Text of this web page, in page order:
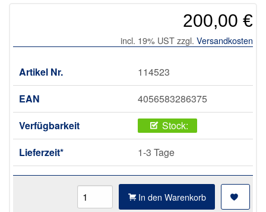
200,00 €
incl. 19% UST zzgl. Versandkosten
Artikel Nr.
114523
EAN
4056583286375
Verfügbarkeit
Stock:
Lieferzeit*
1-3 Tage
In den Warenkorb